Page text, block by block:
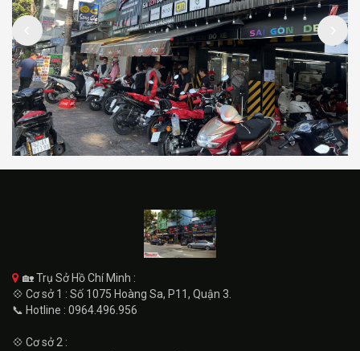
🏡 Trụ Sở Hồ Chí Minh :
💠 Cơ sở 1 : Số 1075 Hoàng Sa, P11, Quận 3.
📞 Hotline : 0964.496.956
💠 Cơ sở 2 :